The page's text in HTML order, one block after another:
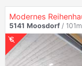
5141 Moosdorf /